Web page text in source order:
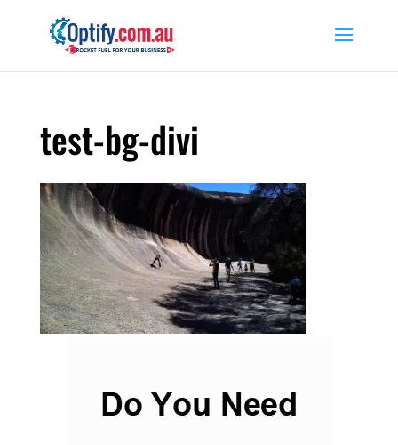
test-bg-divi